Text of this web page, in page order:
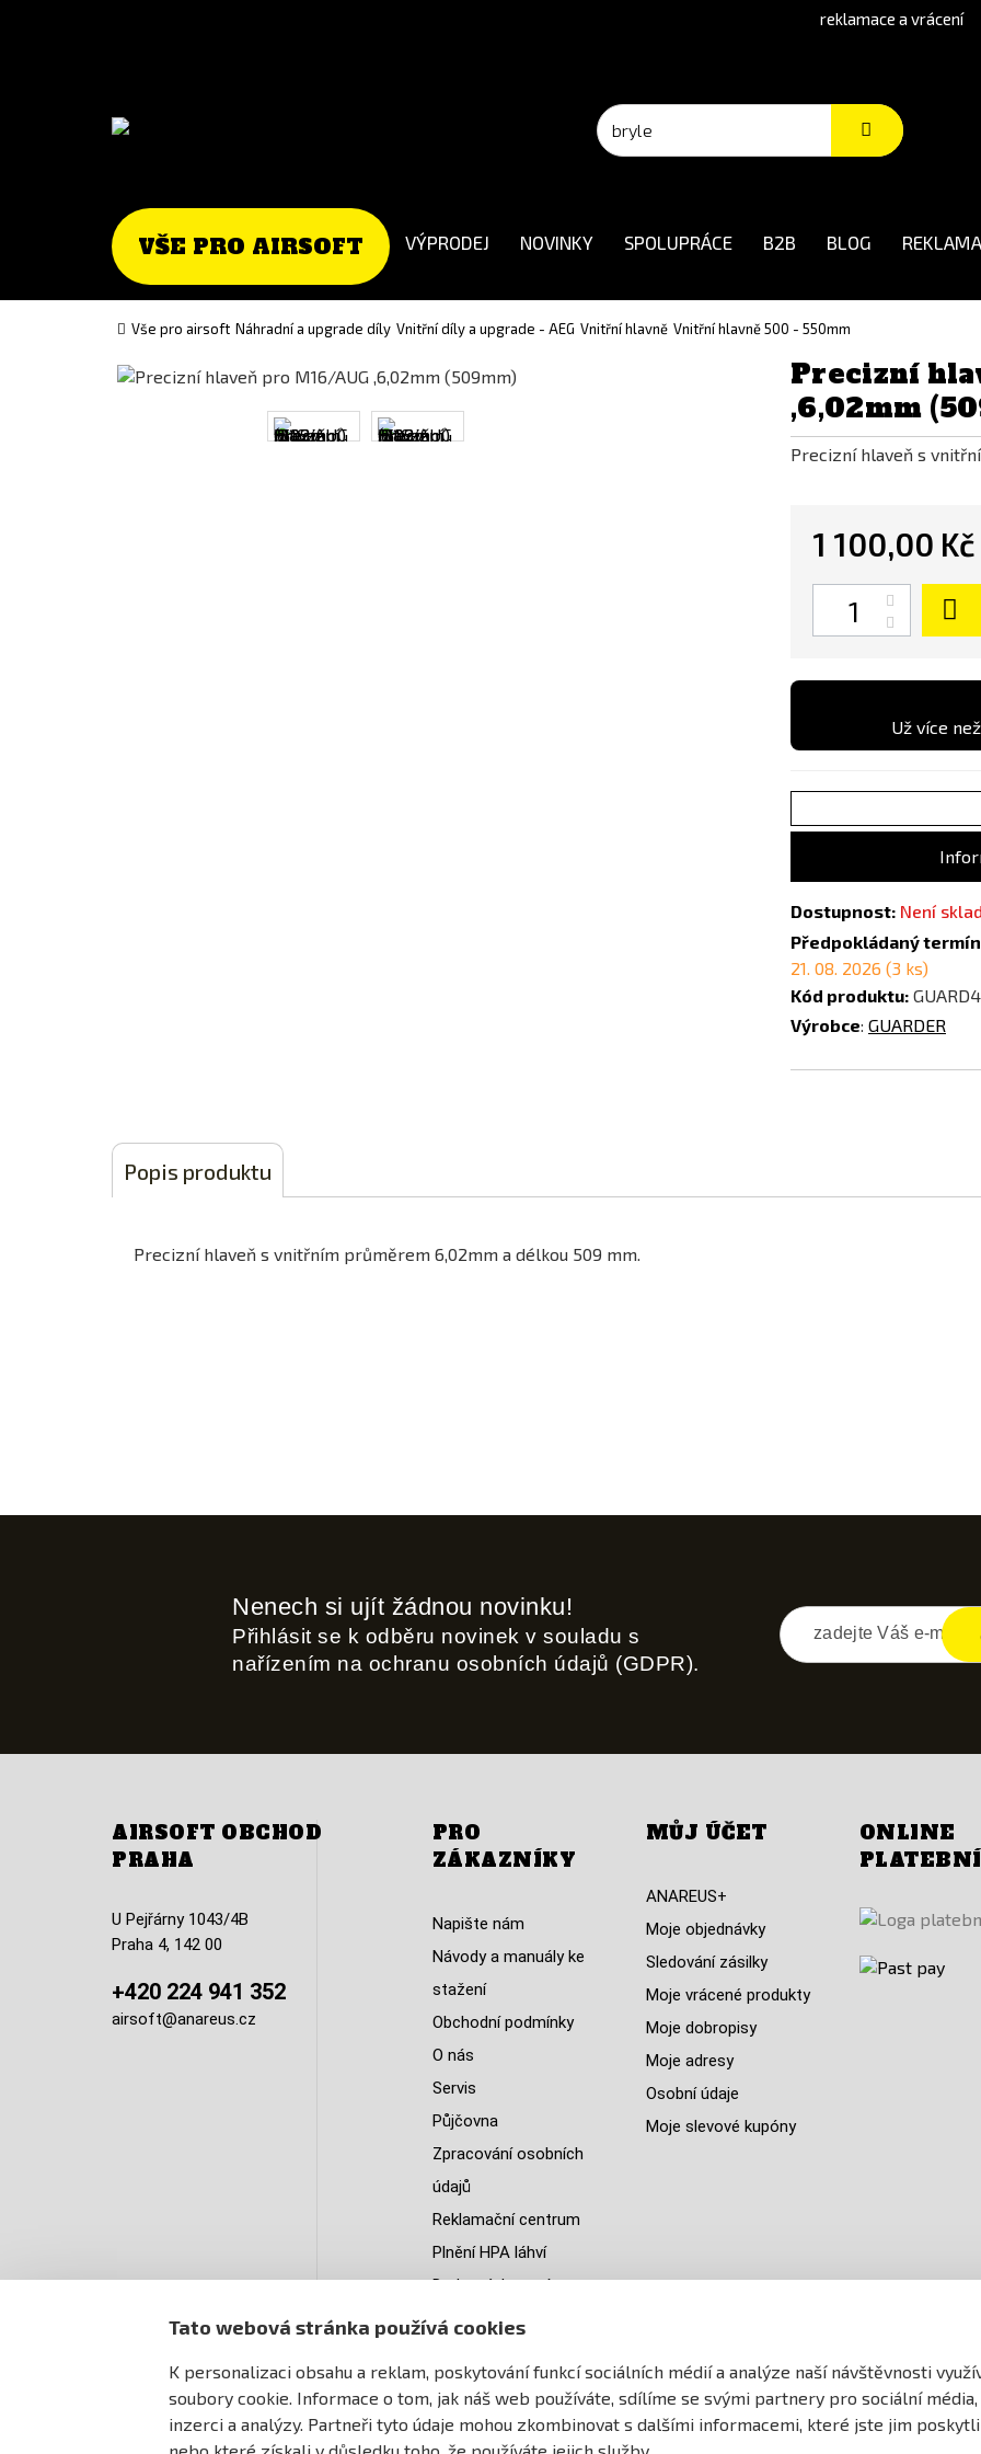
Tato webová stránka používá cookies
K personalizaci obsahu a reklam, poskytování funkcí sociálních médií a analýze naší návštěvnosti
soubory cookie. Informace o tom, jak náš web používáte, sdílíme se svými partnery pro sociální média,
inzerci a analýzy. Partneři tyto údaje mohou zkombinovat s dalšími informacemi, které jste jim poskytli
reklamace a vrácení
VŠE PRO AIRSOFT VÝPRODEJ NOVINKY SPOLUPRÁCE B2B BLOG
Vše pro airsoft Náhradní a upgrade díly Vnitřní díly a upgrade - AEG Vnitřní hlavně Vnitřní hlavně 500 - 550mm
Precizní
,6,02mm
Precizní hlaveň s
1 100,00 Kč
Už více
Dostupnost: Není
Předpokládaný
21. 08. 2026 (3 ks)
Kód produktu:
Výrobce: GUARDER
Popis produktu
Precizní hlaveň s vnitřním průměrem 6,02mm a délkou 509 mm.
Nenech si ujít žádnou novinku!
Přihlásit se k odběru novinek v souladu s
nařízením na ochranu osobních údajů (GDPR).
AIRSOFT OBCHOD
PRAHA
U Pejřárny 1043/4B
Praha 4, 142 00
+420 224 941 352
airsoft@anareus.cz
PRO
ZÁKAZNÍKY
Napište nám
Návody a manuály ke
stažení
Obchodní podmínky
O nás
Servis
Půjčovna
Zpracování osobních
údajů
Reklamační centrum
Plnění HPA láhví
Do kterých zemí
doručujeme
Mapa stránek
MŮJ ÚČET
ANAREUS+
Moje objednávky
Sledování zásilky
Moje vrácené produkty
Moje dobropisy
Moje adresy
Osobní údaje
Moje slevové kupóny
ONLINE